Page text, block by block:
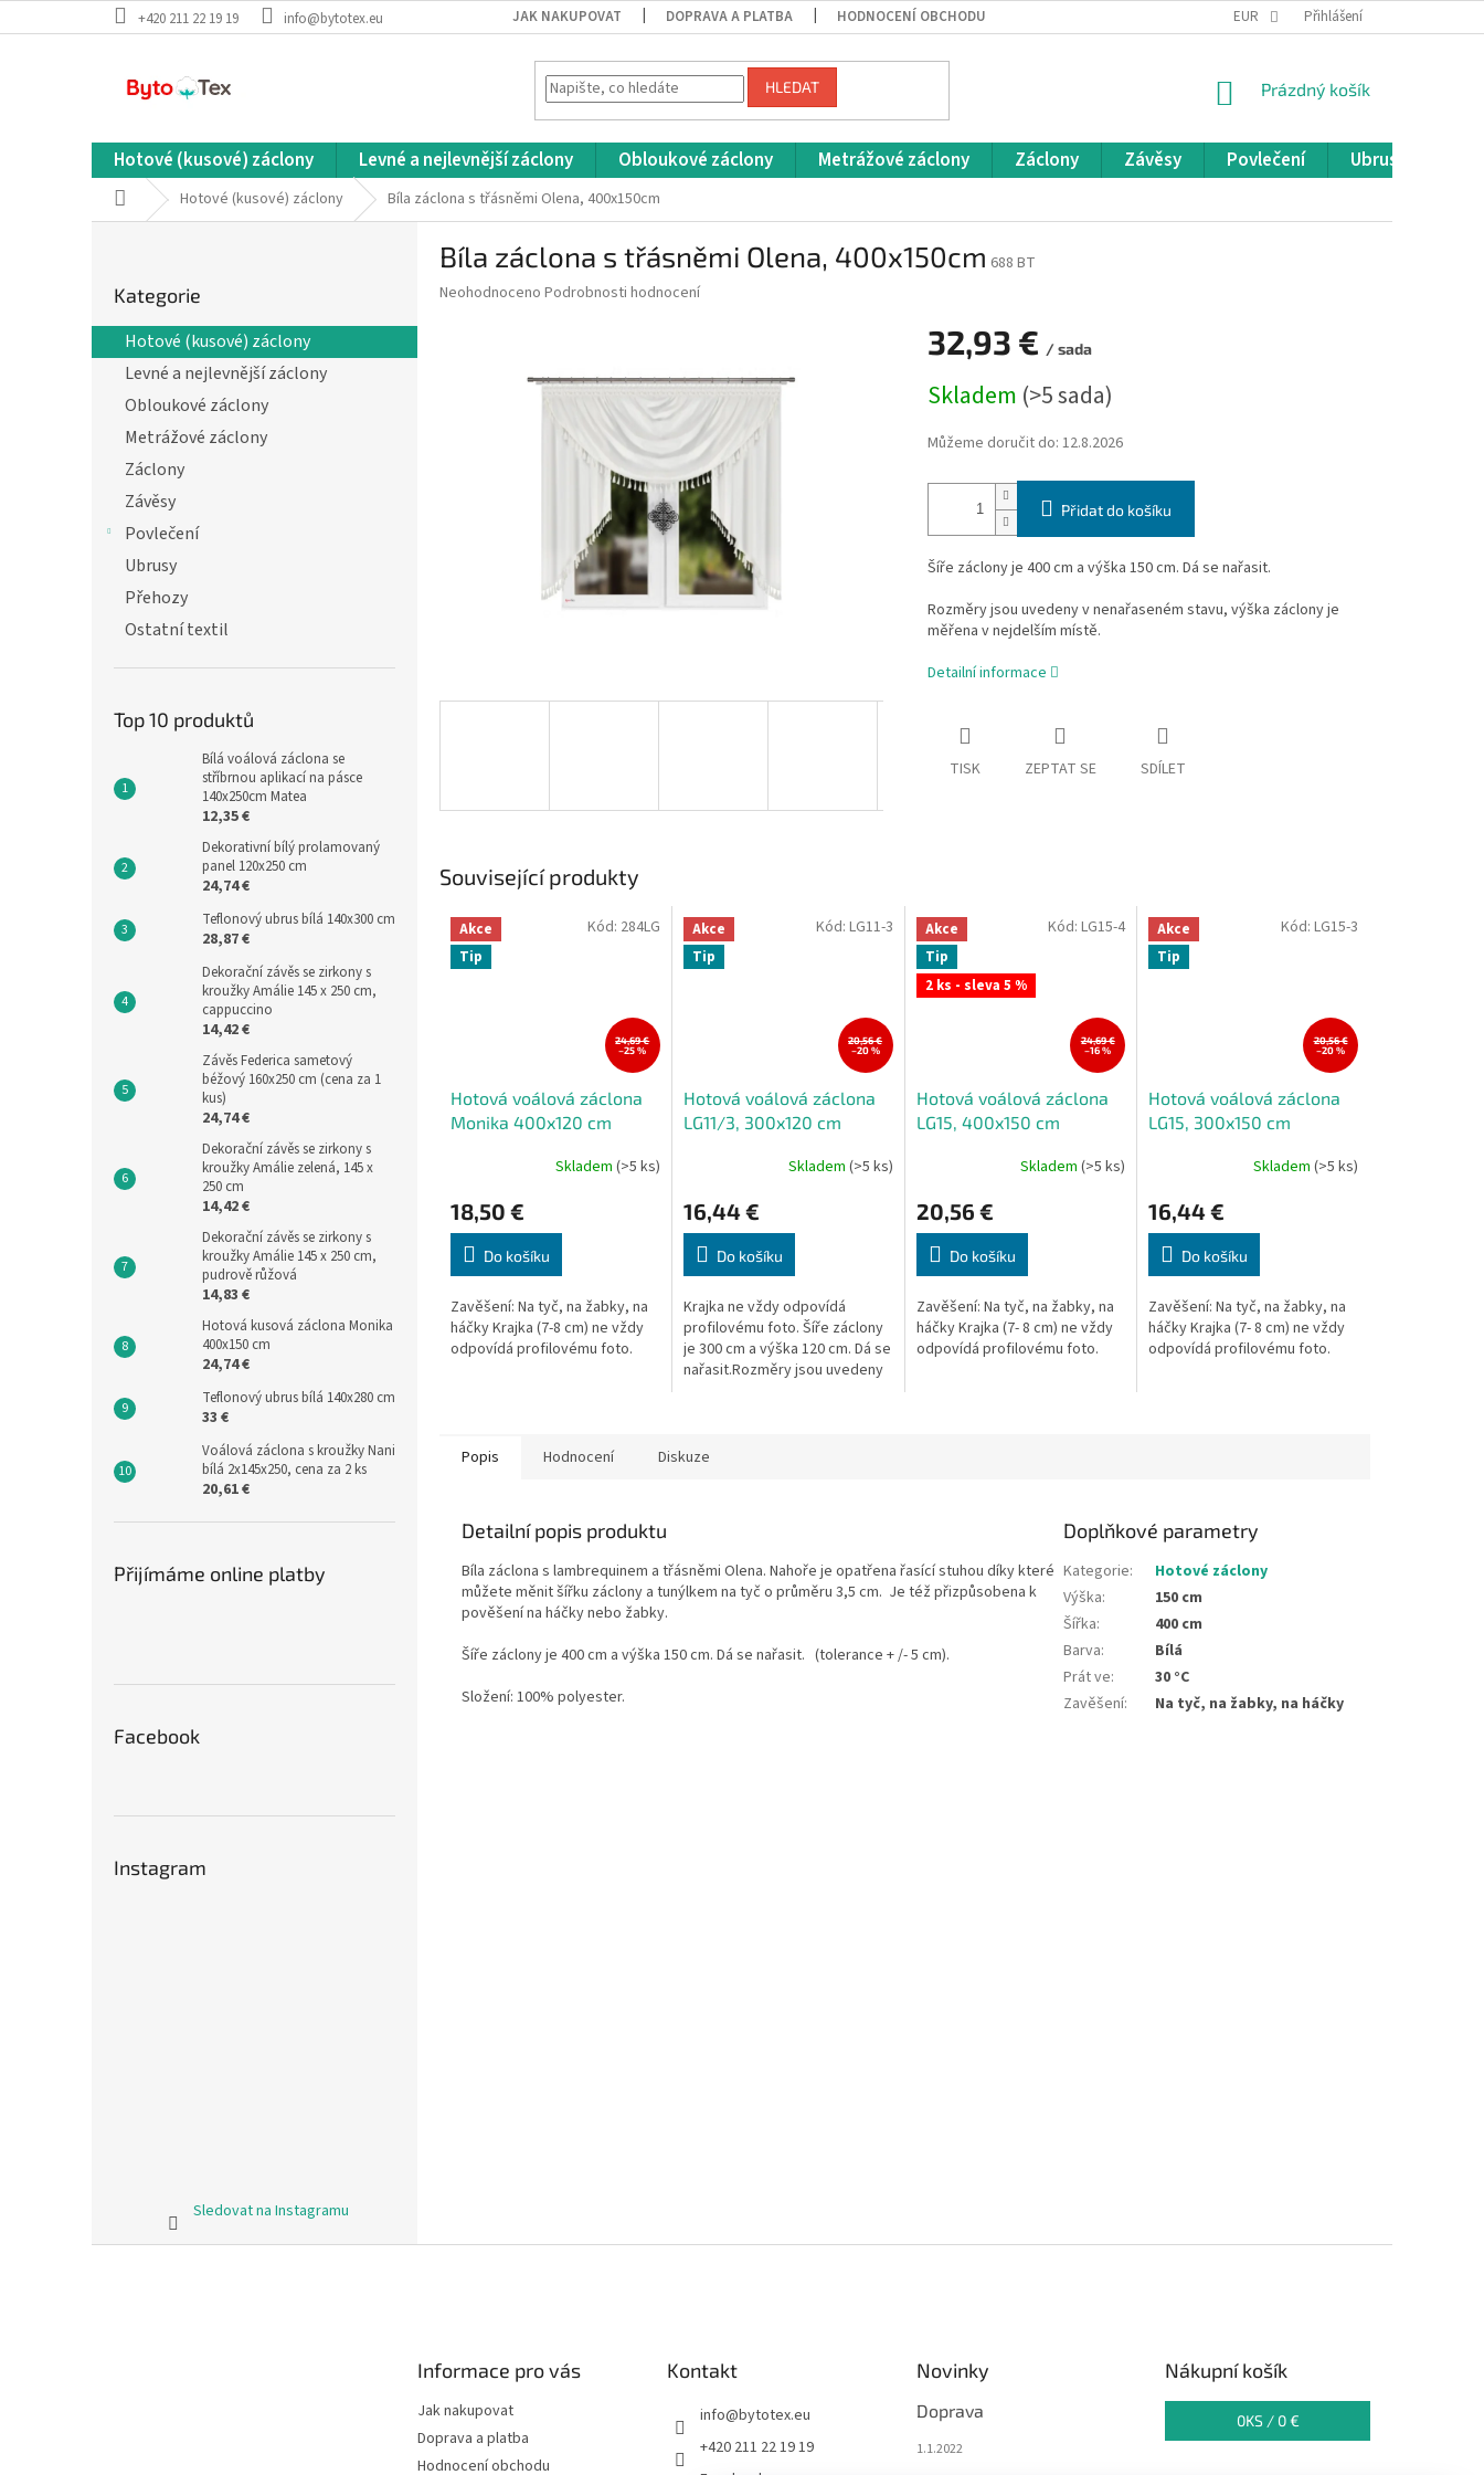
na
+420 211 22 19 19 info@bytotex.eu JAK NAKUPOVAT DOPRAVA A PLATBA HODNOCENÍ OBCHODU OBCHODNÍ PODMÍNKY
EUR Přihlášení
HLEDAT
NÁKUPNÍ
Prázdný košík
Hotové (kusové) záclony Levné a nejlevnější záclony Obloukové záclony Metrážové záclony Záclony Závěsy Povlečení Ubrusy
Domů Hotové (kusové) záclony Bíla záclona s třásněmi Olena, 400x150cm
r
a
kategorie
Kategorie
Hotové (kusové) záclony
Levné a nejlevnější záclony
Obloukové záclony
Metrážové záclony
Záclony
Závěsy
Povlečení
Ubrusy
Přehozy
Ostatní textil
Top 10 produktů
Bílá voálová záclona se
stříbrnou aplikací na pásce
140x250cm Matea
12,35 €
Dekorativní bílý prolamovaný
panel 120x250 cm
24,74 €
Teflonový ubrus bílá 140x300 cm
28,87 €
Dekorační závěs se zirkony s
kroužky Amálie 145 x 250 cm,
cappuccino
14,42 €
Závěs Federica sametový
béžový 160x250 cm (cena za 1
kus)
24,74 €
Dekorační závěs se zirkony s
kroužky Amálie zelená, 145 x
250 cm
14,42 €
Dekorační závěs se zirkony s
kroužky Amálie 145 x 250 cm,
pudrově růžová
14,83 €
Hotová kusová záclona Monika
400x150 cm
24,74 €
Teflonový ubrus bílá 140x280 cm
33 €
Voálová záclona s kroužky Nani
bílá 2x145x250, cena za 2 ks
20,61 €
Přijímáme online platby
Facebook
Instagram
Sledovat na Instagramu
Bíla záclona s třásněmi Olena, 400x150cm 688 BT
Průměrné
Neohodnoceno Podrobnosti hodnocení
32,93 € / sada
cena:
Skladem (>5 sada)
Můžeme doručit do: 12.8.2026
Přidat do košíku
Šíře záclony je 400 cm a výška 150 cm. Dá se nařasit.
Rozměry jsou uvedeny v nenařaseném stavu, výška záclony je
měřena v nejdelším místě.
Detailní informace
TISK ZEPTAT SE SDÍLET
Související produkty
Akce
Tip
24,69 €
–25 %
Hotová voálová záclona
Monika 400x120 cm
Skladem (>5 ks)
18,50 €
Do košíku
Zavěšení: Na tyč, na žabky, na
háčky Krajka (7-8 cm) ne vždy
odpovídá profilovému foto.
Kód: 284LG
Akce
Tip
20,56 €
–20 %
Hotová voálová záclona
LG11/3, 300x120 cm
Skladem (>5 ks)
16,44 €
Do košíku
Krajka ne vždy odpovídá
profilovému foto. Šíře záclony
je 300 cm a výška 120 cm. Dá se
nařasit.Rozměry jsou uvedeny
Kód: LG11-3
Akce
Tip
2 ks - sleva 5 %
24,69 €
–16 %
Hotová voálová záclona
LG15, 400x150 cm
produktu
je
5,0
z
hvězdiček.
Skladem(>5 ks)
20,56 €
Do košíku
Zavěšení: Na tyč, na žabky, na
háčky Krajka (7- 8 cm) ne vždy
odpovídá profilovému foto.
Kód:LG15-4
Akce
Tip
20,56 €
–20 %
Hotová voálová záclona
LG15, 300x150 cm
Skladem (>5 ks)
16,44 €
Do košíku
Zavěšení: Na tyč, na žabky, na
háčky Krajka (7- 8 cm) ne vždy
odpovídá profilovému foto.
Kód: LG15-3
Popis Hodnocení Diskuze
Detailní popis produktu
Bíla záclona s lambrequinem a třásněmi Olena. Nahoře je opatřena řasící stuhou díky které
můžete měnit šířku záclony a tunýlkem na tyč o průměru 3,5 cm. Je též přizpůsobena k
pověšení na háčky nebo žabky.
Šíře záclony je 400 cm a výška 150 cm. Dá se nařasit. (tolerance + /- 5 cm).
Složení: 100% polyester.
Doplňkové parametry
Kategorie:
Hotové záclony
Výška:
150 cm
Šířka:
400 cm
Barva:
Bílá
Prát ve:
30 °C
Zavěšení: Na tyč, na žabky, na háčky
Informace pro vás
Jak nakupovat
Doprava a platba
Hodnocení obchodu
Kontakt
info@bytotex.eu
+420 211 22 19 19
Novinky
Doprava
1.1.2022
Nákupní košík
0KS / 0 €